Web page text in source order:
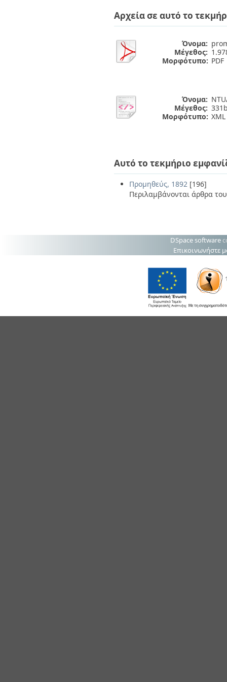
Αρχεία σε αυτό το
Όνομα:
Μέγεθος:
Μορφότυπο: PDF
Όνομα:
Μέγεθος:
Μορφότυπο: XML
Αυτό το τεκμήριο
Προμηθεύς, 1892 [196]
Περιλαμβάνονται άρθρα
DSpace software
Επικοινωνήστε